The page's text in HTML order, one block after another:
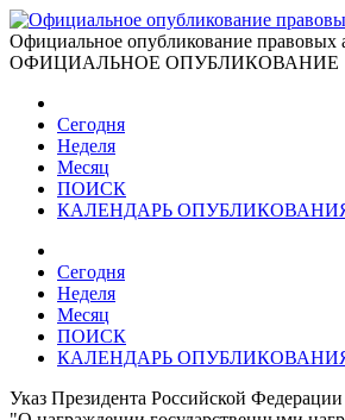
Официальное опубликование правовых
ОФИЦИАЛЬНОЕ ОПУБЛИКОВАНИЕ
Сегодня
Неделя
Месяц
ПОИСК
КАЛЕНДАРЬ
Сегодня
Неделя
Месяц
ПОИСК
КАЛЕНДАРЬ
Указ Президента Российской